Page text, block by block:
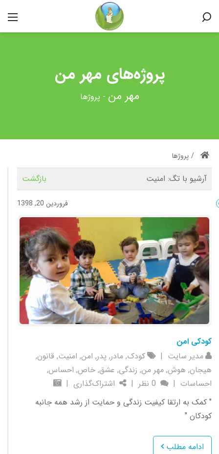
پروژه‌های مهر من
- پروژها
/ پروژها
آرشیو با تگ: امنیت بازگشت
فروردین 20, 1398
کودکی امن
مدیر سایت | کودک, مادر, پدر, امن, امنیت, قانون,
هیجان, هوش, مهر من, زندگی, عشق, خاص, احساس,
احساسات | 0 نظر | اشتراک‌گذاری |
" کمک به ارتقا کیفیت زندگی و حمایت از رشد همه جانبه
کودکان "
ادامه مطلب